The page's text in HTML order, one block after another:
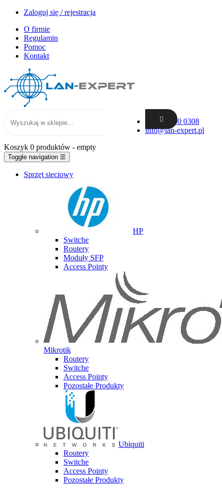
Zaloguj się / rejestracja
O firmie
Regulamin
Pomoc
Kontakt
+48 62 300 0308
info@lan-expert.pl
Koszyk 0 produktów - empty
Toggle navigation ☰
Sprzęt sieciowy
HP
Switche
Routery
Moduły SFP
Access Pointy
Mikrotik
Routery
Switche
Access Pointy
Pozostałe Produkty
Ubiquiti
Routery
Switche
Access Pointy
Pozostałe Produkty